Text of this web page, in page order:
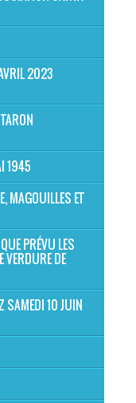
2023
1945
MAGOUILLES ET
PRÉVU LES
VERDURE DE
SAMEDI 10 JUIN